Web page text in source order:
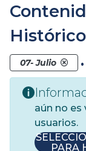
07- Julio .
aún no es
usuarios.
PARA